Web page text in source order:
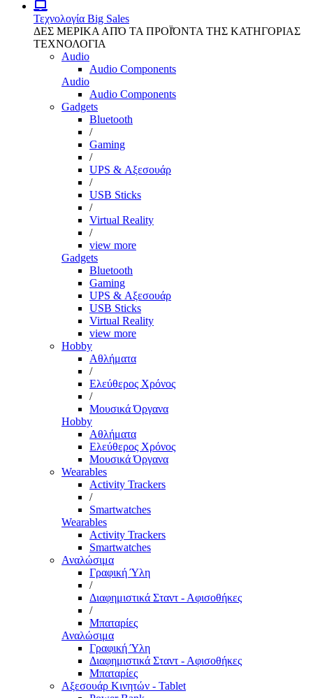
Τεχνολογία Big Sales
ΔΕΣ ΜΕΡΙΚΑ ΑΠΌ ΤΑ ΠΡΟΪΌΝΤΑ ΤΗΣ ΚΑΤΗΓΟΡΙΑΣ
ΤΕΧΝΟΛΟΓΙΑ
Audio
Audio Components
Audio
Audio Components
Gadgets
Bluetooth
/
Gaming
/
UPS & Αξεσουάρ
/
USB Sticks
/
Virtual Reality
/
view more
Gadgets
Bluetooth
Gaming
UPS & Αξεσουάρ
USB Sticks
Virtual Reality
view more
Hobby
Αθλήματα
/
Ελεύθερος Χρόνος
/
Μουσικά Όργανα
Hobby
Αθλήματα
Ελεύθερος Χρόνος
Μουσικά Όργανα
Wearables
Activity Trackers
/
Smartwatches
Wearables
Activity Trackers
Smartwatches
Αναλώσιμα
Γραφική Ύλη
/
Διαφημιστικά Σταντ - Αφισοθήκες
/
Μπαταρίες
Αναλώσιμα
Γραφική Ύλη
Διαφημιστικά Σταντ - Αφισοθήκες
Μπαταρίες
Αξεσουάρ Κινητών - Tablet